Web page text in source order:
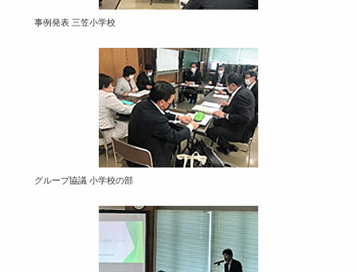
事例発表 三笠小学校
グループ協議 小学校の部